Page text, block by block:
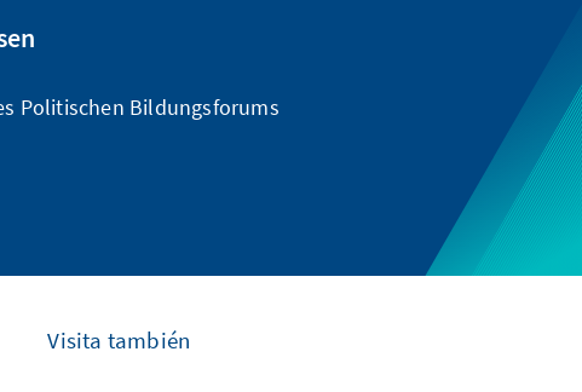
Politischen Bildungsforums
Visita también